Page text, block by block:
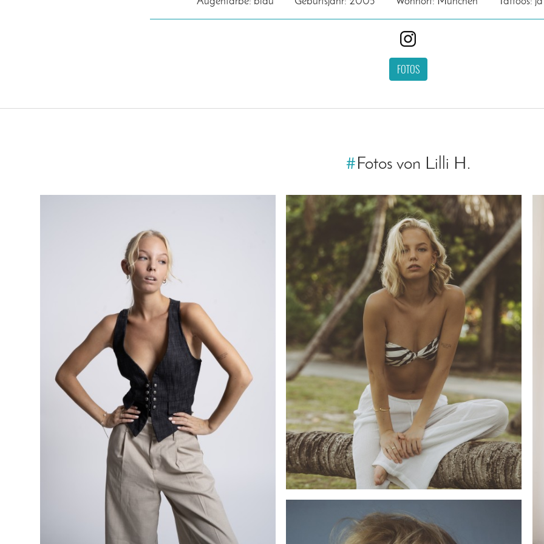
FOTOS
#Fotos von Lilli H.